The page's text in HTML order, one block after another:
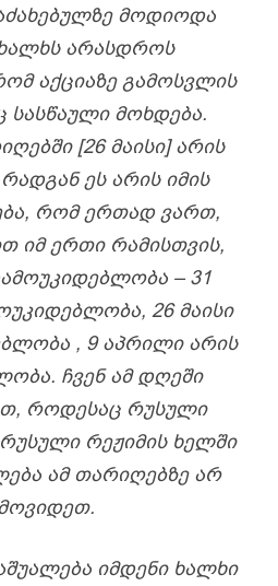
ᲛᲝᲓᲘᲝᲓᲐ
ᲐᲠᲐᲡᲓᲠᲝᲡ
ᲐᲥᲪᲘᲐᲖᲔ ᲒᲐᲛᲝᲡᲕᲚᲘᲡ
ᲡᲐᲡᲬᲐᲣᲚᲘ ᲛᲝᲮᲓᲔᲑᲐ.
[26 ᲛᲐᲘᲡᲘ] ᲐᲠᲘᲡ
ᲔᲡ ᲐᲠᲘᲡ ᲘᲛᲘᲡ
ᲠᲝᲛ ᲔᲠᲗᲐᲓ ᲕᲐᲠᲗ,
ᲘᲛ ᲔᲠᲗᲘ ᲠᲐᲛᲘᲡᲗᲕᲘᲡ,
– 31
26 ᲛᲐᲘᲡᲘ
, 9 ᲐᲞᲠᲘᲚᲘ ᲐᲠᲘᲡ
ᲩᲕᲔᲜ ᲐᲛ ᲓᲦᲔᲨᲘ
ᲠᲝᲓᲔᲡᲐᲪ ᲠᲣᲡᲣᲚᲘ
ᲠᲔᲟᲘᲛᲘᲡ ᲮᲔᲚᲨᲘ
ᲐᲛ ᲗᲐᲠᲘᲦᲔᲑᲖᲔ ᲐᲠ
ᲘᲛᲓᲔᲜᲘ ᲮᲐᲚᲮᲘ